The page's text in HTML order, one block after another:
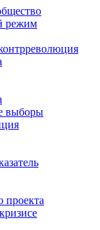
режим
выборы
проекта